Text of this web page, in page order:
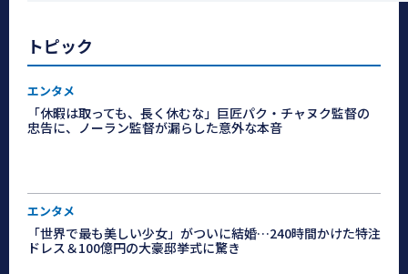
トピック
エンタメ
「休暇は取っても、長く休むな」巨匠パク・チャヌク監督の
忠告に、ノーラン監督が漏らした意外な本音
エンタメ
「世界で最も美しい少女」がついに結婚…240時間かけた特注
ドレス＆100億円の大豪邸挙式に驚き